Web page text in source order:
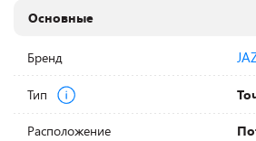
Основные
Бренд
Тип
Расположение